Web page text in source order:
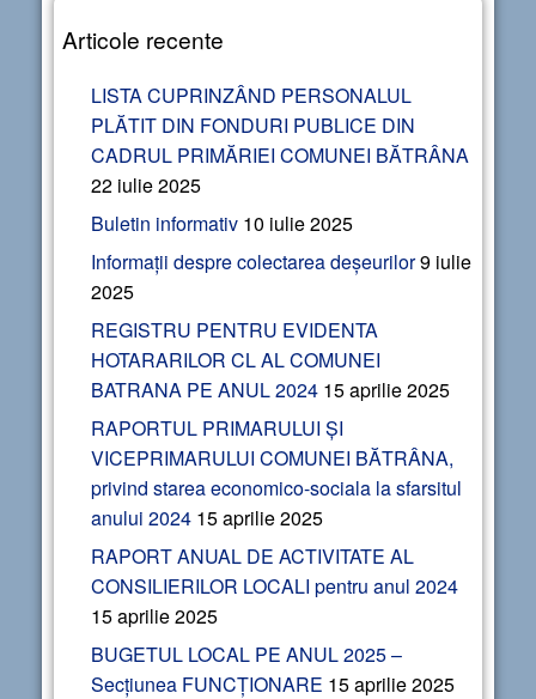
Articole recente
LISTA CUPRINZÂND PERSONALUL
PLĂTIT DIN FONDURI PUBLICE DIN
CADRUL PRIMĂRIEI COMUNEI BĂTRÂNA
22 iulie 2025
Buletin informativ 10 iulie 2025
Informații despre colectarea deșeurilor9 iulie
2025
REGISTRU PENTRU EVIDENTA
HOTARARILOR CL AL COMUNEI
BATRANA PE ANUL 2024 15 aprilie 2025
RAPORTUL PRIMARULUI ȘI
VICEPRIMARULUI COMUNEI BĂTRÂNA,
privind starea economico-sociala la sfarsitul
anului 2024 15 aprilie 2025
RAPORT ANUAL DE ACTIVITATE AL
CONSILIERILOR LOCALI pentru anul 2024
15 aprilie 2025
BUGETUL LOCAL PE ANUL 2025 –
Secțiunea FUNCȚIONARE 15 aprilie 2025